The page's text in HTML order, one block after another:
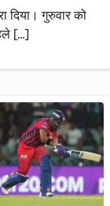
दिया। गुरुवार को
[…]